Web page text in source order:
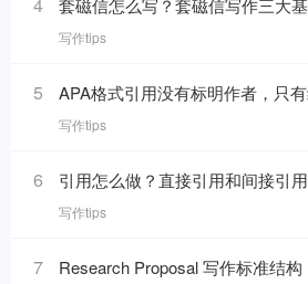
4 套磁信怎么写？套磁信写作三大
写作tips
5 APA格式引用没有标明作者，只有组织和最新更新时间的
写作tips
6 引用怎么做？直接引用和间接引
写作tips
7 Research Proposal 写作标准结构